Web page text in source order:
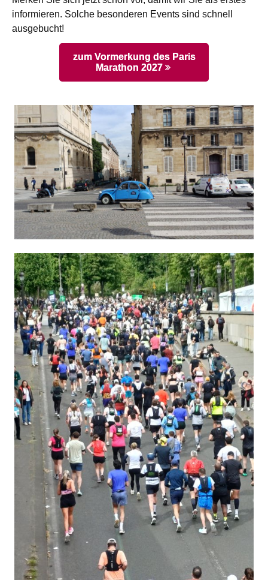
informieren. Solche besonderen Events sind schnell
ausgebucht!
zum Vormerkung des Paris
Marathon 2027